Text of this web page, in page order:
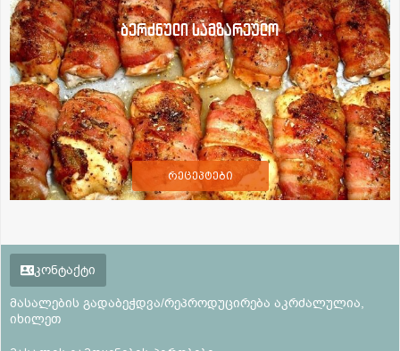
ბერძნული სამზარეულო
რეცეპტები
კონტაქტი
მასალების გადაბეჭდვა/რეპროდუცირება აკრძალულია,
იხილეთ